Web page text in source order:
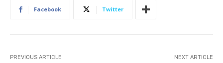
Facebook Twitter
PREVIOUS ARTICLE NEXT ARTICLE